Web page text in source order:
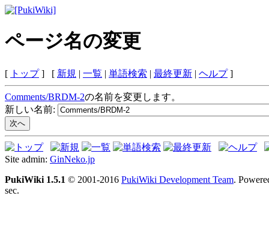
ページ名の変更
[ トップ] [ 新規 | 一覧 | 単語検索 | 最終更新 | ヘルプ]
Comments/BRDM-2の名前を変更します。
新しい名前:
Site admin: GinNeko.jp
PukiWiki 1.5.1 © 2001-2016 PukiWiki Development Team.
sec.